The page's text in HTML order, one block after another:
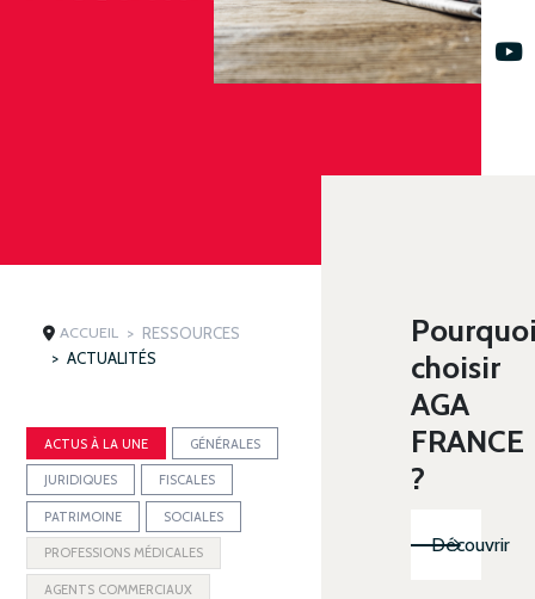
ACCUEIL
RESSOURCES
ACTUALITÉS
ACTUS À LA UNE GÉNÉRALES
JURIDIQUES FISCALES
PATRIMOINE SOCIALES
PROFESSIONS MÉDICALES
AGENTS COMMERCIAUX
choisir
AGA
FRANCE
?
Découvrir